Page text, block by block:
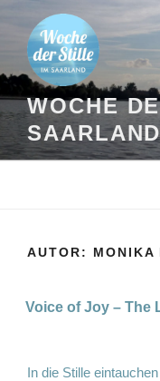
Inhalt
springen
WOCHE
AUTOR: MONIKA
Voice of Joy – The
In die Stille